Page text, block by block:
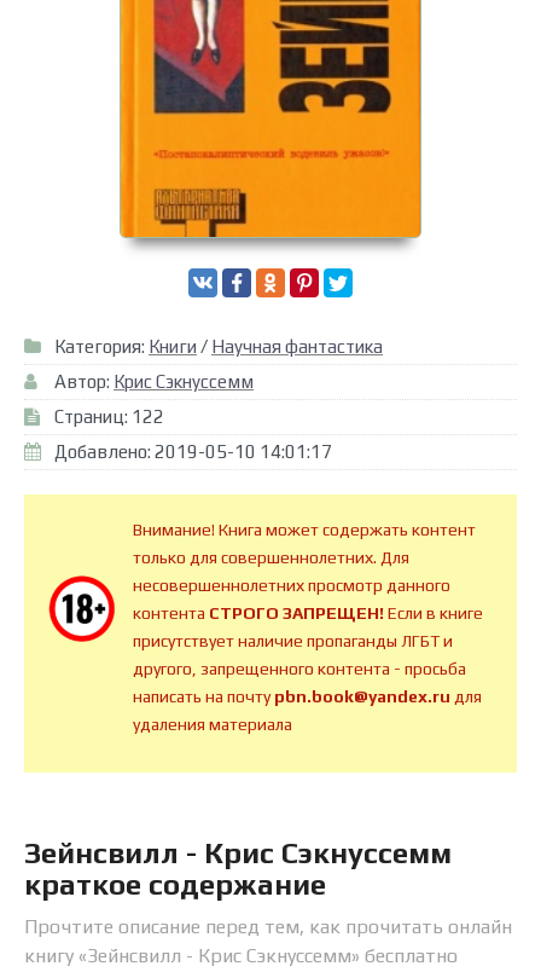
Категория: Книги / Научная фантастика
Автор: Крис Сэкнуссемм
Страниц: 122
Добавлено: 2019-05-10 14:01:17
Внимание! Книга может содержать контент
только для совершеннолетних. Для
несовершеннолетних просмотр данного
контента СТРОГО ЗАПРЕЩЕН!Если в книге
присутствует наличие пропаганды ЛГБТ и
другого, запрещенного контента - просьба
написать на почтуpbn.book@yandex.ru для
удаления материала
Зейнсвилл - Крис Сэкнуссемм
краткое содержание
Прочтите описание перед тем, как прочитать онлайн
книгу «Зейнсвилл - Крис Сэкнуссемм» бесплатно